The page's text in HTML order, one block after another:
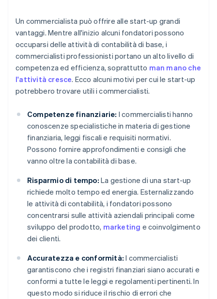
Un commercialista può offrire alle start-up grandi
vantaggi. Mentre all'inizio alcuni fondatori possono
occuparsi delle attività di contabilità di base, i
commercialisti professionisti portano un alto livello di
competenza ed efficienza, soprattutto man mano che
l'attività cresce. Ecco alcuni motivi per cui le start-up
potrebbero trovare utili i commercialisti.
Competenze finanziarie: I commercialisti hanno
conoscenze specialistiche in materia di gestione
finanziaria, leggi fiscali e requisiti normativi.
Possono fornire approfondimenti e consigli che
vanno oltre la contabilità di base.
Risparmio di tempo: La gestione di una start-up
richiede molto tempo ed energia. Esternalizzando
le attività di contabilità, i fondatori possono
concentrarsi sulle attività aziendali principali come
sviluppo del prodotto, marketing e coinvolgimento
dei clienti.
Accuratezza e conformità: I commercialisti
garantiscono che i registri finanziari siano accurati e
conformi a tutte le leggi e regolamenti pertinenti. In
questo modo si riduce il rischio di errori che